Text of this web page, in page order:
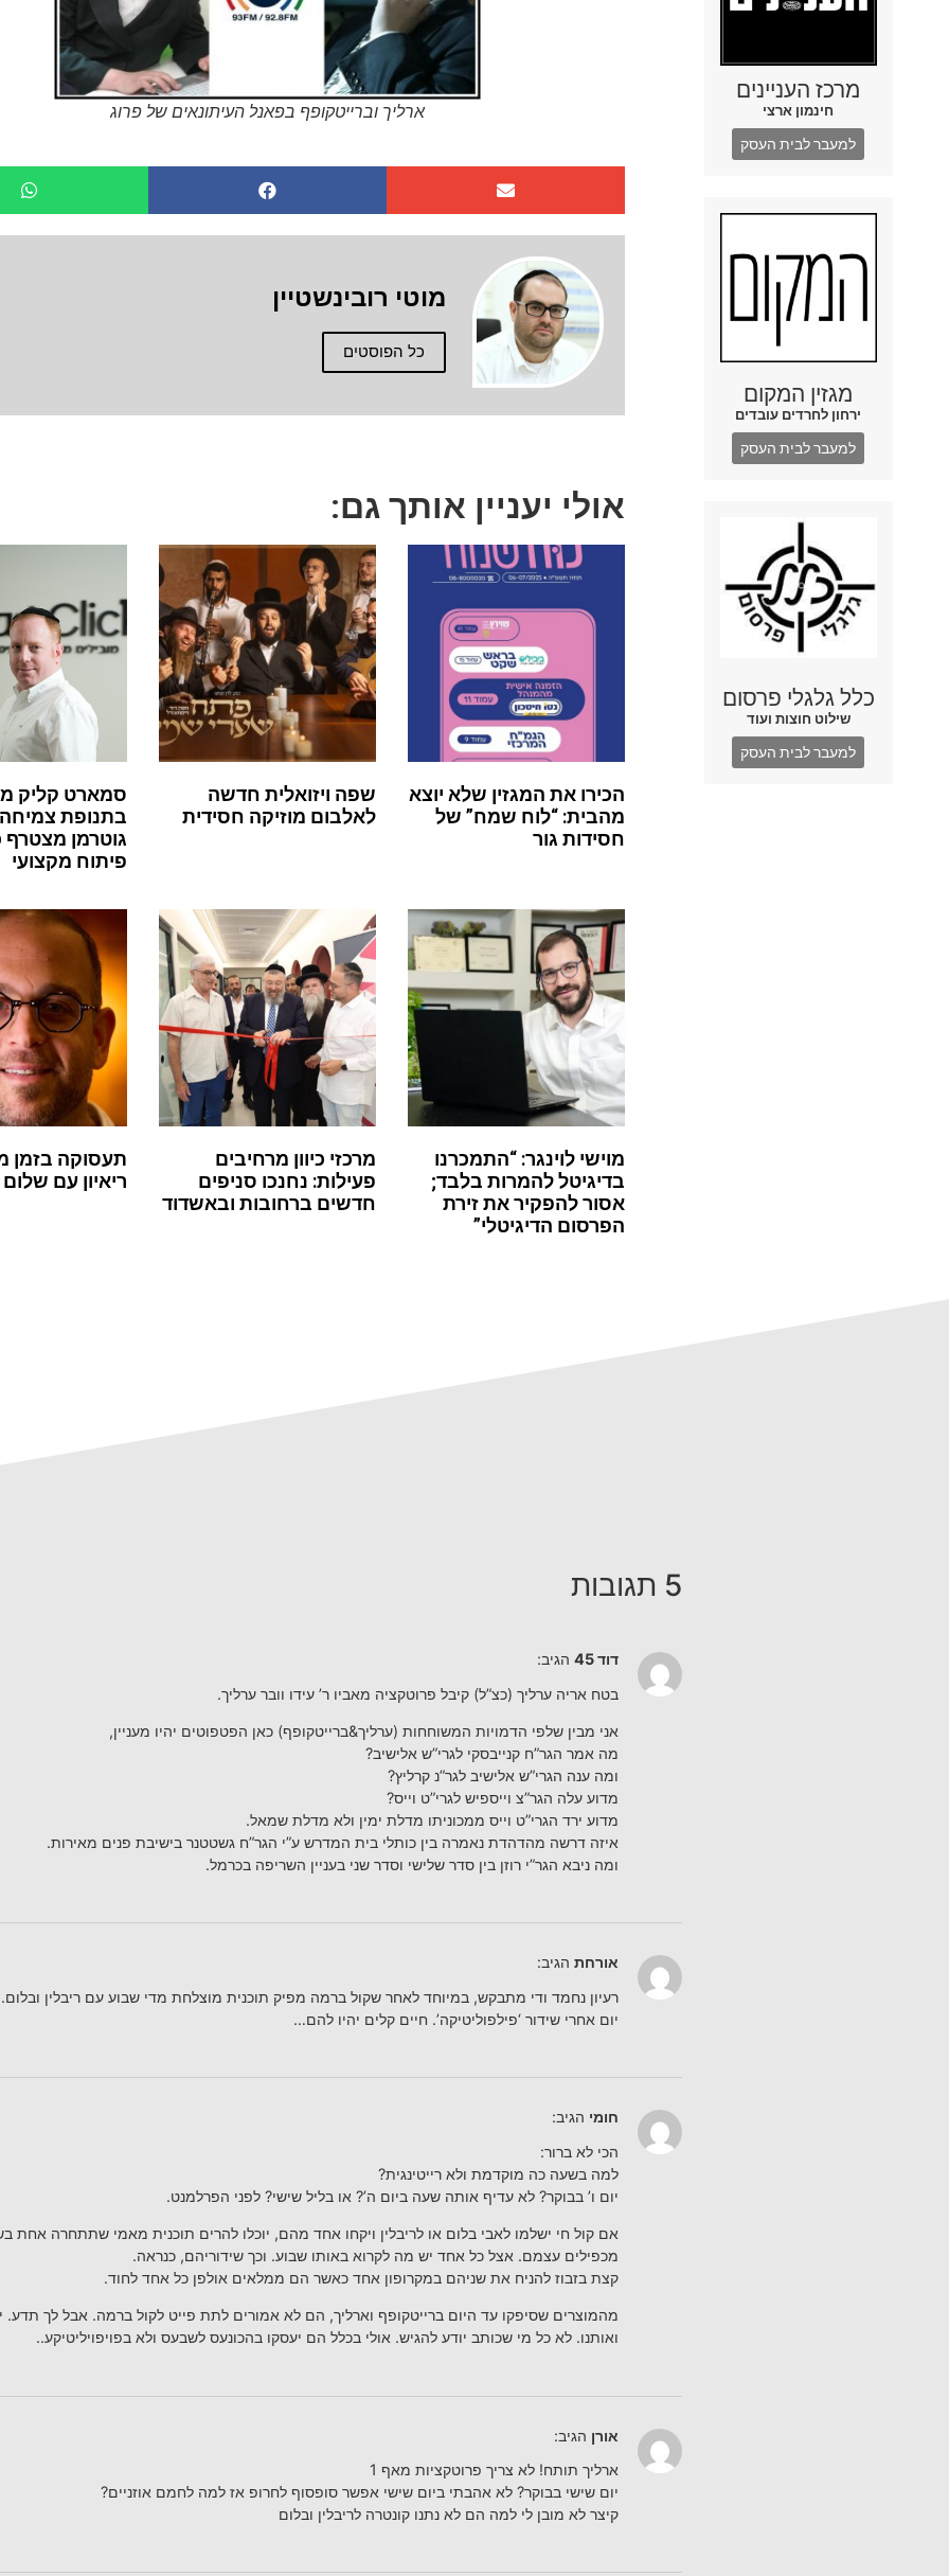
מרכז העניינים
חינמון ארצי
למעבר לבית העסק
מגזין המקום
ירחון לחרדים עובדים
למעבר לבית העסק
כלל גלגלי פרסום
שילוט חוצות ועוד
למעבר לבית העסק
ארליך וברייטקופף בפאנל העיתונאים של פרוג
מוטי רובינשטיין
כל הפוסטים
אולי יעניין אותך גם:
הכירו את המגזין שלא יוצא
מהבית: “לוח שמח” של
חסידות גור
שפה ויזואלית חדשה
לאלבום מוזיקה חסידית
סמארט קליק
בתנופת
גוטרמן מצטרף
פיתוח מקצועי
מוישי לוינגר: “התמכרנו
בדיגיטל להמרות בלבד;
אסור להפקיר את זירת
הפרסום הדיגיטלי”
מרכזי כיוון מרחיבים
פעילות: נחנכו סניפים
חדשים ברחובות ובאשדוד
תעסוקה בזמן
ריאיון עם
5 תגובות
דוד 45 הגיב:
בטח אריה ערליך (כצ”ל) קיבל פרוטקציה מאביו ר’ עידו וובר ערליך.
אני מבין שלפי הדמויות המשוחחות (ערליך&ברייטקופף) כאן הפטפוטים יהיו מעניין,
מה אמר הגר”ח קנייבסקי לגרי”ש אלישיב?
ומה ענה הגרי”ש אלישיב לגר”נ קרליץ?
מדוע עלה הגר”צ וייספיש לגרי”ט וייס?
מדוע ירד הגרי”ט וייס ממכוניתו מדלת ימין ולא מדלת שמאל.
איזה דרשה מהדהדת נאמרה בין כותלי בית המדרש ע”י הגר”ח גשטטנר בישיבת פנים מאירות.
ומה ניבא הגר”י רוזן בין סדר שלישי וסדר שני בעניין השריפה בכרמל.
אורחת הגיב:
רעיון נחמד ודי מתבקש, במיוחד לאחר שקול ברמה מפיק תוכנית מוצלחת מדי שבוע עם ריבלין
יום אחרי שידור ‘פילפוליטיקה’. חיים קלים יהיו להם…
חומי הגיב:
הכי לא ברור:
למה בשעה כה מוקדמת ולא רייטינגית?
יום ו’ בבוקר? לא עדיף אותה שעה ביום ה’? או בליל שישי? לפני הפרלמנט.
אם קול חי ישלמו לאבי בלום או לריבלין ויקחו אחד מהם, יוכלו להרים תוכנית מאמי שתתחרה אחת
מכפילים עצמם. אצל כל אחד יש מה לקרוא באותו שבוע. וכך שידוריהם, כנראה.
קצת בזבוז להניח את שניהם במקרופון אחד כאשר הם ממלאים אולפן כל אחד לחוד.
מהמוצרים שסיפקו עד היום ברייטקופף וארליך, הם לא אמורים לתת פייט לקול ברמה. אבל לך תדע.
ואותנו. לא כל מי שכותב יודע להגיש. אולי בכלל הם יעסקו בהכונעס לשבעס ולא בפויפויליטיקע..
אורן הגיב:
ארליך תותח! לא צריך פרוטקציות מאף 1
יום שישי בבוקר? לא אהבתי ביום שישי אפשר סופסוף לחרופ אז למה לחמם אוזניים?
קיצר לא מובן לי למה הם לא נתנו קונטרה לריבלין ובלום